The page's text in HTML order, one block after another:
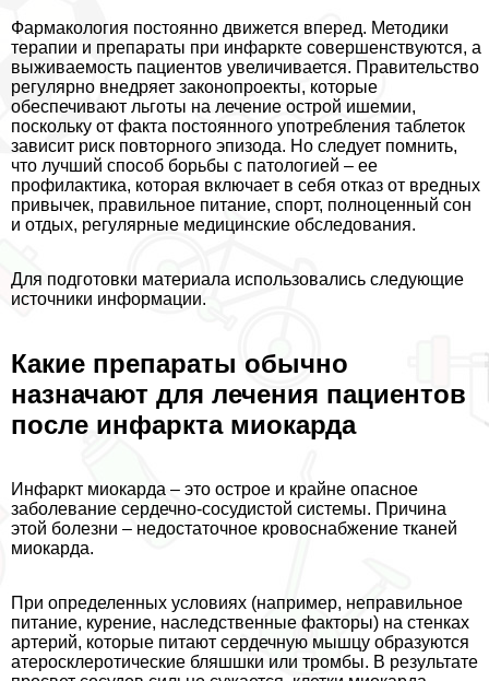
Фармакология постоянно движется вперед. Методики
терапии и препараты при инфаркте совершенствуются, а
выживаемость пациентов увеличивается. Правительство
регулярно внедряет законопроекты, которые
обеспечивают льготы на лечение острой ишемии,
поскольку от факта постоянного употрeбления таблеток
зависит риск повторного эпизода. Но следует помнить,
что лучший способ борьбы с патологией – ее
профилактика, которая включает в себя отказ от вредных
привычек, правильное питание, спорт, полноценный сон
и отдых, регулярные медицинские обследования.
Для подготовки материала использовались следующие
источники информации.
Какие препараты обычно
назначают для лечения пациентов
после инфаркта миокарда
Инфаркт миокарда – это острое и крайне опасное
заболевание сердечно-сосудистой системы. Причина
этой болезни – недостаточное кровоснабжение тканей
миокарда.
При определенных условиях (например, неправильное
питание, курение, наследственные факторы) на стенках
артерий, которые питают сердечную мышцу образуются
атеросклеротические бляшшки или тромбы. В результате